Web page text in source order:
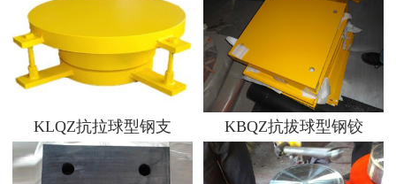
KLQZ抗拉球型钢支 KBQZ抗拔球型钢铰